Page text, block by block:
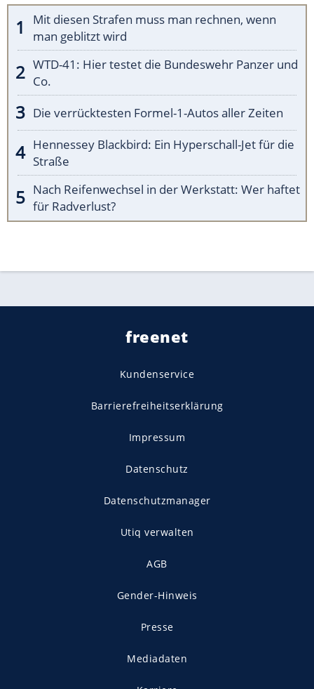
Mit diesen Strafen muss man rechnen, wenn
man geblitzt wird
WTD-41: Hier testet die Bundeswehr Panzer und
Co.
Die verrücktesten Formel-1-Autos aller Zeiten
Hennessey Blackbird: Ein Hyperschall-Jet für die
Straße
Nach Reifenwechsel in der Werkstatt: Wer haftet
für Radverlust?
freenet
Kundenservice
Barrierefreiheitserklärung
Impressum
Datenschutz
Datenschutzmanager
Utiq verwalten
AGB
Gender-Hinweis
Presse
Mediadaten